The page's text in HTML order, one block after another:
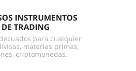
INSTRUMENTOS
DE TRADING
para cualquier
materias primas,
criptomonedas.